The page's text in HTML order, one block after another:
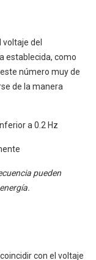
del
establecida, como
número muy de
de la manera
a 0.2 Hz
pueden
con el voltaje